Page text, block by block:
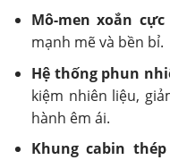
Mô-men xoắn cực
mạnh mẽ và bền bỉ.
Hệ thống phun
kiệm nhiên liệu,
hành êm ái.
Khung cabin